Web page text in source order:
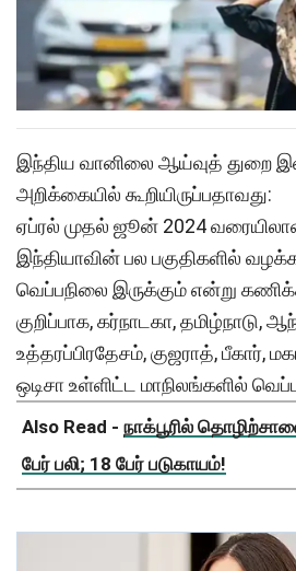
இந்திய வானிலை ஆய்வுத் துறை
அறிக்கையில் கூறியிருப்பதாவது:
ஏப்ரல் முதல் ஜூன் 2024
இந்தியாவின் பல பகுதிகளில்
வெப்பநிலை இருக்கும் என்று
குறிப்பாக, கர்நாடகா, தமிழ்நாடு,
உத்தரப்பிரதேசம், குஜராத், பீகார்,
ஒடிசா உள்ளிட்ட மாநிலங்களில்
Also Read - நாக்பூரில்
பேர் பலி; 18 பேர் படுகாயம்!